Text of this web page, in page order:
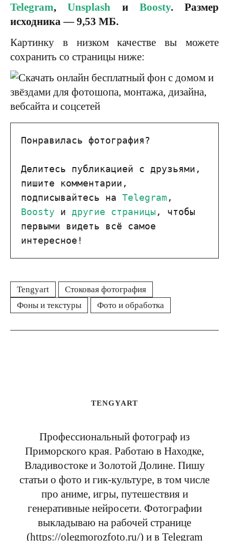
Telegram,Unsplash и Boosty. Размер
исходника — 9,53 МБ.
Картинку в низком качестве вы можете
сохранить со страницы ниже:
Понравилась фотография?
Делитесь публикацией с друзьями,
пишите комментарии,
подписывайтесь на Telegram
Boosty и другие страницы , чтобы
первыми видеть всё самое
интересное!
Tengyart
Стоковая фотография
Фоны и текстуры
Фото и обработка
TENGYART
Профессиональный фотограф из
Приморского края. Работаю в Находке,
Владивостоке и Золотой Долине. Пишу
статьи о фото и гик-культуре, в том числе
про аниме, игры, путешествия и
генеративные нейросети. Фотографии
выкладываю на рабочей странице
(https://olegmorozfoto.ru/) и в Telegram